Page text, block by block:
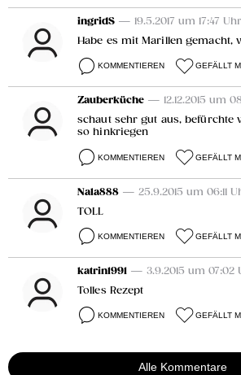
ingridS — 19.5.2017 um 17:47 Uhr
Habe es mit Marillen gemacht,
KOMMENTIEREN GEFÄLLT
Zauberküche — 12.12.2015 um
schaut sehr gut aus, befürchte
so hinkriegen
KOMMENTIEREN GEFÄLLT
Nala888 — 25.9.2015 um 06:11
TOLL
KOMMENTIEREN GEFÄLLT
katrin1991 — 3.9.2015 um 07:02
Tolles Rezept
KOMMENTIEREN GEFÄLLT
Alle Kommentare